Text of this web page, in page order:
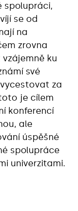
spolupráci,
se od
na
zrovna
ku
své
za
je cílem
konferencí
ale
úspěšné
spolupráce
univerzitami.